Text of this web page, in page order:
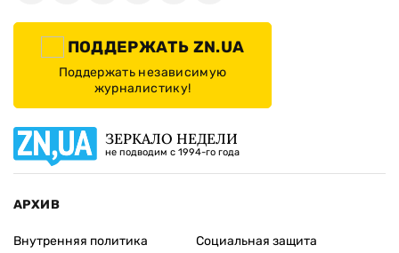
ПОДДЕРЖАТЬ ZN.UA
Поддержать независимую
журналистику!
ЗЕРКАЛО НЕДЕЛИ
не подводим с 1994-го года
АРХИВ
Внутренняя политика
Социальная защита